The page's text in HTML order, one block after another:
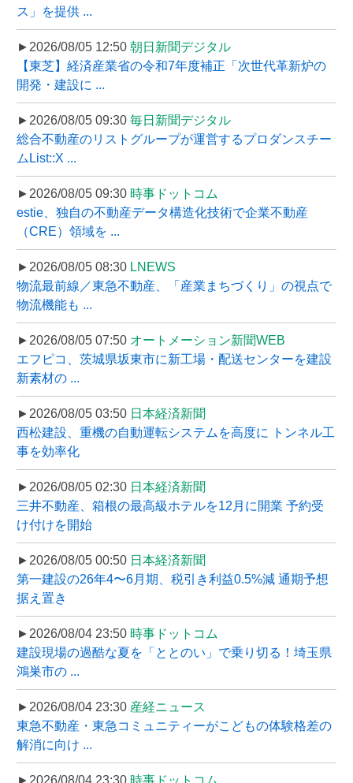
ス」を提供 ...
►2026/08/05 12:50 朝日新聞デジタル
【東芝】経済産業省の令和7年度補正「次世代革新炉の
開発・建設に ...
►2026/08/05 09:30 毎日新聞デジタル
総合不動産のリストグループが運営するプロダンスチー
ムList::X ...
►2026/08/05 09:30 時事ドットコム
estie、独自の不動産データ構造化技術で企業不動産
（CRE）領域を ...
►2026/08/05 08:30 LNEWS
物流最前線／東急不動産、「産業まちづくり」の視点で
物流機能も ...
►2026/08/05 07:50 オートメーション新聞WEB
エフピコ、茨城県坂東市に新工場・配送センターを建設
新素材の ...
►2026/08/05 03:50 日本経済新聞
西松建設、重機の自動運転システムを高度に トンネル工
事を効率化
►2026/08/05 02:30 日本経済新聞
三井不動産、箱根の最高級ホテルを12月に開業 予約受
け付けを開始
►2026/08/05 00:50 日本経済新聞
第一建設の26年4〜6月期、税引き利益0.5%減 通期予想
据え置き
►2026/08/04 23:50 時事ドットコム
建設現場の過酷な夏を「ととのい」で乗り切る！埼玉県
鴻巣市の ...
►2026/08/04 23:30 産経ニュース
東急不動産・東急コミュニティーがこどもの体験格差の
解消に向け ...
►2026/08/04 23:30 時事ドットコム